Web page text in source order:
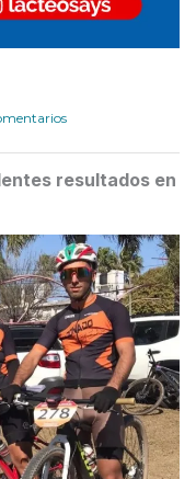
resultados en